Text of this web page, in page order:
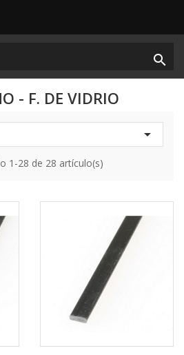

- F. DE VIDRIO

1-28 de 28 artículo(s)